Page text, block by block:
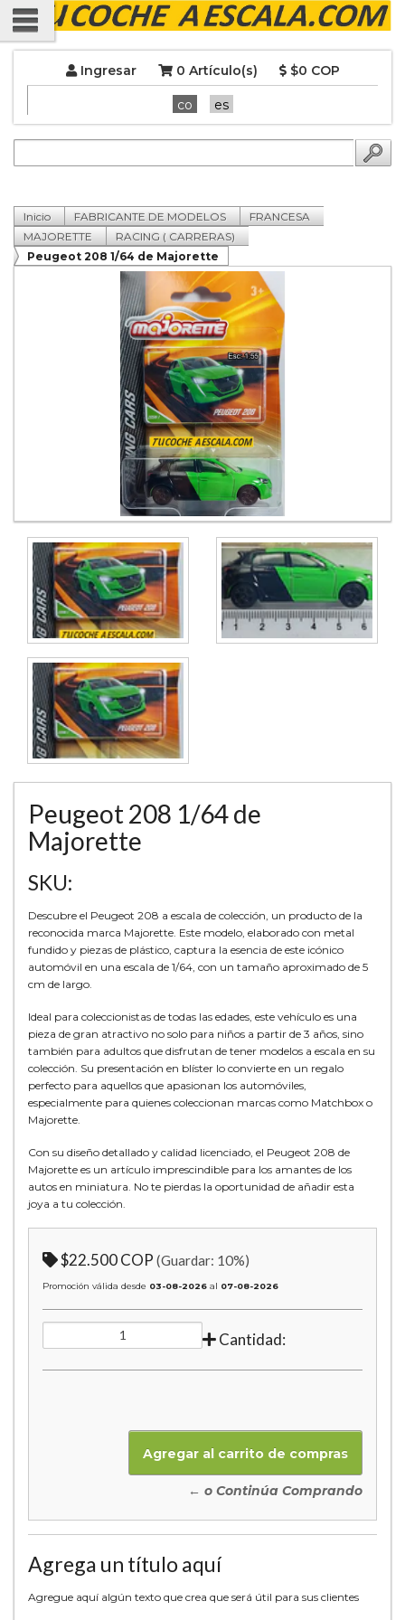
Ingresar 0 Artículo(s) $0 COP
co es
Inicio FABRICANTE DE MODELOS
FRANCESA
MAJORETTE
RACING ( CARRERAS)
Peugeot 208 1/64 de Majorette
Peugeot 208 1/64 de
Majorette
SKU:
Descubre el Peugeot 208 a escala de colección, un producto de la
reconocida marca Majorette. Este modelo, elaborado con metal
fundido y piezas de plástico, captura la esencia de este icónico
automóvil en una escala de 1/64, con un tamaño aproximado de 5
cm de largo.
Ideal para coleccionistas de todas las edades, este vehículo es una
pieza de gran atractivo no solo para niños a partir de 3 años, sino
también para adultos que disfrutan de tener modelos a escala en su
colección. Su presentación en blíster lo convierte en un regalo
perfecto para aquellos que apasionan los automóviles,
especialmente para quienes coleccionan marcas como Matchbox o
Majorette.
Con su diseño detallado y calidad licenciado, el Peugeot 208 de
Majorette es un artículo imprescindible para los amantes de los
autos en miniatura. No te pierdas la oportunidad de añadir esta
joya a tu colección.
$22.500 COP (Guardar: 10%)
Promoción válida desde 03-08-2026 al 07-08-2026
Cantidad:
← o Continúa Comprando
Agrega un título aquí
Agregue aquí algún texto que crea que será útil para sus clientes